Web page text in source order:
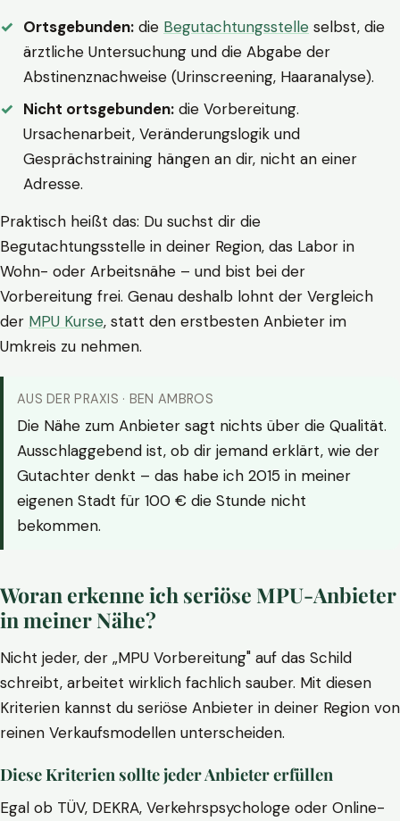
Ortsgebunden: die Begutachtungsstelle selbst, die
ärztliche Untersuchung und die Abgabe der
Abstinenznachweise (Urinscreening, Haaranalyse).
Nicht ortsgebunden: die Vorbereitung.
Ursachenarbeit, Veränderungslogik und
Gesprächstraining hängen an dir, nicht an einer
Adresse.
Praktisch heißt das: Du suchst dir die
Begutachtungsstelle in deiner Region, das Labor in
Wohn- oder Arbeitsnähe – und bist bei der
Vorbereitung frei. Genau deshalb lohnt der Vergleich
der MPU Kurse, statt den erstbesten Anbieter im
Umkreis zu nehmen.
AUS DER PRAXIS · BEN AMBROS
Die Nähe zum Anbieter sagt nichts über die Qualität.
Ausschlaggebend ist, ob dir jemand erklärt, wie der
Gutachter denkt – das habe ich 2015 in meiner
eigenen Stadt für 100 € die Stunde nicht
bekommen.
Woran erkenne ich seriöse MPU-Anbieter
in meiner Nähe?
Nicht jeder, der „MPU Vorbereitung" auf das Schild
schreibt, arbeitet wirklich fachlich sauber. Mit diesen
Kriterien kannst du seriöse Anbieter in deiner Region von
reinen Verkaufsmodellen unterscheiden.
Diese Kriterien sollte jeder Anbieter erfüllen
Egal ob TÜV, DEKRA, Verkehrspsychologe oder Online-